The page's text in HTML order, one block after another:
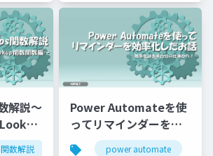
解説～
数解説 power apps power
Power Automateを使
ってリマインダーを効
率化したお話power automate